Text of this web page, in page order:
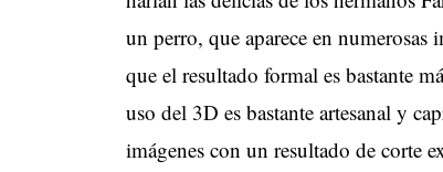
un perro, que aparece en numerosas
que el resultado formal es bastante
uso del 3D es bastante artesanal y
imágenes con un resultado de corte